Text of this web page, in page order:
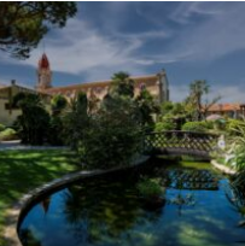
LATH - Ils ne passeront pas